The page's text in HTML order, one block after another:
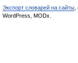
Экспорт словарей на сайты
WordPress, MODx.